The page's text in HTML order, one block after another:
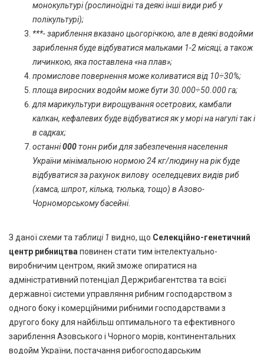
монокультурі (рослиноїдні та деякі інші види риб у
полікультурі);
***- зариблення вказано цьогорічкою, але в деякі водойми
зариблення буде відбуватися мальками 1-2 місяці, а також
личинкою, яка поставлена «на плав»;
промислове повернення може коливатися від 10÷30%;
площа виросних водойм може бути 30.000÷50.000 га;
для марикультури вирощування осетрових, камбали
калкан, кефалевих буде відбуватися як у морі на нагулі так і
в садках;
останні000тонн риби для забезпечення населення
України мінімальною нормою 24 кг/людину на рік буде
відбуватися за рахунок вилову оселедцевих видів риб
(хамса, шпрот, кілька, тюлька, тощо) в Азово-
Чорноморському басейні.
З даноїсхемита таблиці 1 видно, що Селекційно-генетичний
центр рибництва повинен стати тим інтелектуально-
виробничим центром, який зможе опиратися на
адміністративний потенціал Держрибагентства та всієї
державної системи управляння рибним господарством з
одного боку і комерційними рибними господарствами з
другого боку для найбільш оптимального та ефективного
зариблення Азовського і Чорного морів, континентальних
водойм України, постачання рибогосподарським